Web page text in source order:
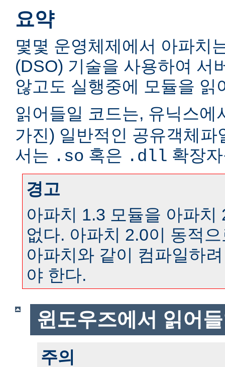
요약
몇몇 운영체제에서 아파치
(DSO) 기술을 사용하여 서
않고도 실행중에 모듈을 읽
읽어들일 코드는, 유닉스에
가진) 일반적인 공유객체파
서는 .so 혹은 .dll 확장
경고
아파치 1.3 모듈을 아파치
없다. 아파치 2.0이 동적
아파치와 같이 컴파일하
야 한다.
윈도우즈에서 읽어
주의